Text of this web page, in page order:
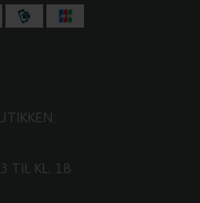
TIL KL. 18